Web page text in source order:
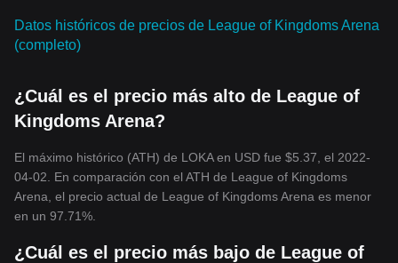
Datos históricos de precios de League of Kingdoms Arena
(completo)
¿Cuál es el precio más alto de League of
Kingdoms Arena?
El máximo histórico (ATH) de LOKA en USD fue $5.37, el 2022-
04-02. En comparación con el ATH de League of Kingdoms
Arena, el precio actual de League of Kingdoms Arena es menor
en un 97.71%.
¿Cuál es el precio más bajo de League of